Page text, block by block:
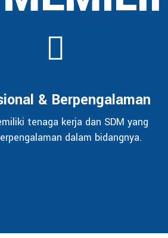
& Berpengalaman
tenaga kerja dan SDM yang
dalam bidangnya.